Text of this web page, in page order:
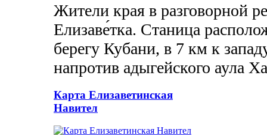
Жители края в разговорной
Елизаве́тка. Станица
берегу Кубани, в 7 км к
напротив адыгейского аула
Карта Елизаветинская
Навител